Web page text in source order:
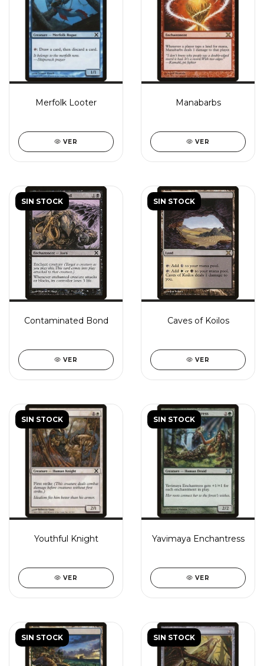
Merfolk Looter
VER
Manabarbs
VER
SIN STOCK
Contaminated Bond
VER
SIN STOCK
Caves of Koilos
VER
SIN STOCK
Youthful Knight
VER
SIN STOCK
Yavimaya Enchantress
VER
SIN STOCK SIN STOCK